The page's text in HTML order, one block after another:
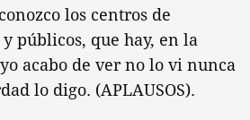
los centros de
públicos, que hay, en la
acabo de ver no lo vi nunca
lo digo. (APLAUSOS).